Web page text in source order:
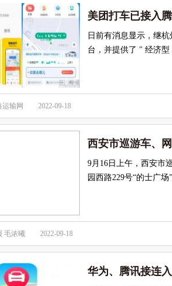
美团打车已接入
日前有消息显示，继
台，并提供了 " 经济
输网 2022-09-18
西安市巡游车、
9月16日上午，西安市
园西路229号“的士广
毛浓曦 2022-09-18
华为、腾讯接连